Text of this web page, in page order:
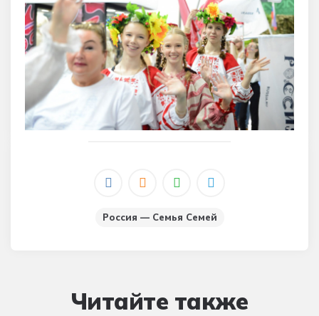
Россия — Семья Семей
Читайте также